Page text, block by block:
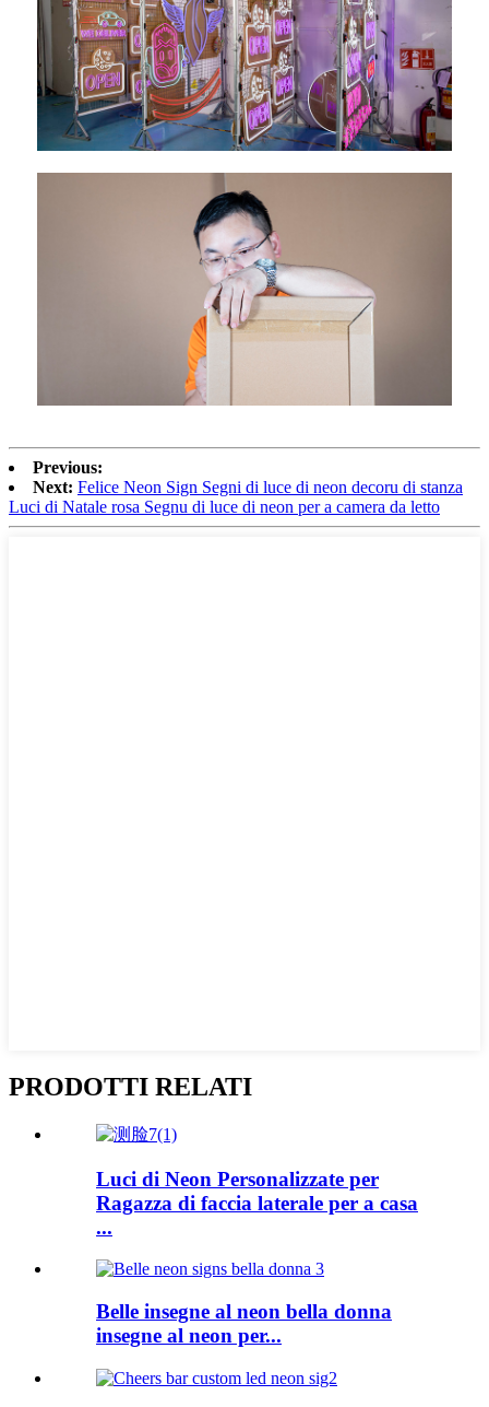
Previous:
Next: Felice Neon Sign Segni di luce di neon decoru di stanza
Luci di Natale rosa Segnu di luce di neon per a camera da letto
PRODOTTI RELATI
Luci di Neon Personalizzate per
Ragazza di faccia laterale per a casa
...
Belle insegne al neon bella donna
insegne al neon per...